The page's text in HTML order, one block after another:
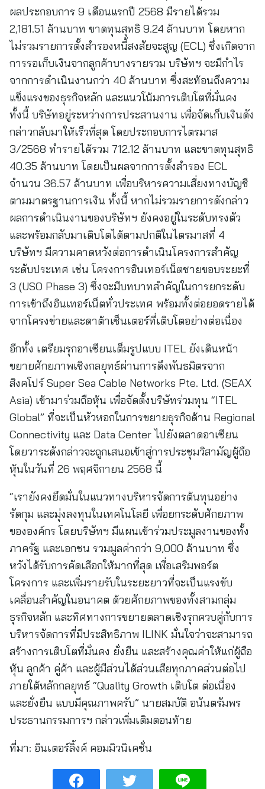
ผลประกอบการ 9 เดือนแรกปี 2568 มีรายได้รวม
2,181.51 ล้านบาท ขาดทุนสุทธิ 9.24 ล้านบาท โดยหาก
ไม่รวมรายการตั้งสำรองหนี้สงสัยจะสูญ (ECL) ซึ่งเกิดจาก
การรอเก็บเงินจากลูกค้าบางรายรวม บริษัทฯ จะมีกำไร
จากการดำเนินงานกว่า 40 ล้านบาท ซึ่งสะท้อนถึงความ
แข็งแรงของธุรกิจหลัก และแนวโน้มการเติบโตที่มั่นคง
ทั้งนี้ บริษัทอยู่ระหว่างการประสานงาน เพื่อจัดเก็บเงินดัง
กล่าวกลับมาให้เร็วที่สุด โดยประกอบการไตรมาส
3/2568 ทำรายได้รวม 712.12 ล้านบาท และขาดทุนสุทธิ
40.35 ล้านบาท โดยเป็นผลจากการตั้งสำรอง ECL
จำนวน 36.57 ล้านบาท เพื่อบริหารความเสี่ยงทางบัญชี
ตามมาตรฐานการเงิน ทั้งนี้ หากไม่รวมรายการดังกล่าว
ผลการดำเนินงานของบริษัทฯ ยังคงอยู่ในระดับทรงตัว
และพร้อมกลับมาเติบโตได้ตามปกติในไตรมาสที่ 4
บริษัทฯ มีความคาดหวังต่อการดำเนินโครงการสำคัญ
ระดับประเทศ เช่น โครงการอินเทอร์เน็ตชายขอบระยะที่
3 (USO Phase 3) ซึ่งจะมีบทบาทสำคัญในการยกระดับ
การเข้าถึงอินเทอร์เน็ตทั่วประเทศ พร้อมทั้งต่อยอดรายได้
จากโครงข่ายและดาต้าเซ็นเตอร์ที่เติบโตอย่างต่อเนื่อง
อีกทั้ง เตรียมรุกอาเซียนเต็มรูปแบบ ITEL ยังเดินหน้า
ขยายศักยภาพเชิงกลยุทธ์ผ่านการดึงพันธมิตรจาก
สิงคโปร์ Super Sea Cable Networks Pte. Ltd. (SEAX
Asia) เข้ามาร่วมถือหุ้น เพื่อจัดตั้งบริษัทร่วมทุน “ITEL
Global” ที่จะเป็นหัวหอกในการขยายธุรกิจด้าน Regional
Connectivity และ Data Center ไปยังตลาดอาเซียน
โดยวาระดังกล่าวจะถูกเสนอเข้าสู่การประชุมวิสามัญผู้ถือ
หุ้นในวันที่ 26 พฤศจิกายน 2568 นี้
“เรายังคงยึดมั่นในแนวทางบริหารจัดการต้นทุนอย่าง
รัดกุม และมุ่งลงทุนในเทคโนโลยี เพื่อยกระดับศักยภาพ
ขององค์กร โดยบริษัทฯ มีแผนเข้าร่วมประมูลงานของทั้ง
ภาครัฐ และเอกชน รวมมูลค่ากว่า 9,000 ล้านบาท ซึ่ง
หวังได้รับการคัดเลือกให้มากที่สุด เพื่อเสริมพอร์ต
โครงการ และเพิ่มรายรับในระยะยาวที่จะเป็นแรงขับ
เคลื่อนสำคัญในอนาคต ด้วยศักยภาพของทั้งสามกลุ่ม
ธุรกิจหลัก และทิศทางการขยายตลาดเชิงรุกควบคู่กับการ
บริหารจัดการที่มีประสิทธิภาพ ILINK มั่นใจว่าจะสามารถ
สร้างการเติบโตที่มั่นคง ยั่งยืน และสร้างคุณค่าให้แก่ผู้ถือ
หุ้น ลูกค้า คู่ค้า และผู้มีส่วนได้ส่วนเสียทุกภาคส่วนต่อไป
ภายใต้หลักกลยุทธ์ “Quality Growth เติบโต ต่อเนื่อง
และยั่งยืน แบบมีคุณภาพครับ” นายสมบัติ อนันตรัมพร
ประธานกรรมการฯ กล่าวเพิ่มเติมตอนท้าย
ที่มา: อินเตอร์ลิ้งค์ คอมมิวนิเคชั่น